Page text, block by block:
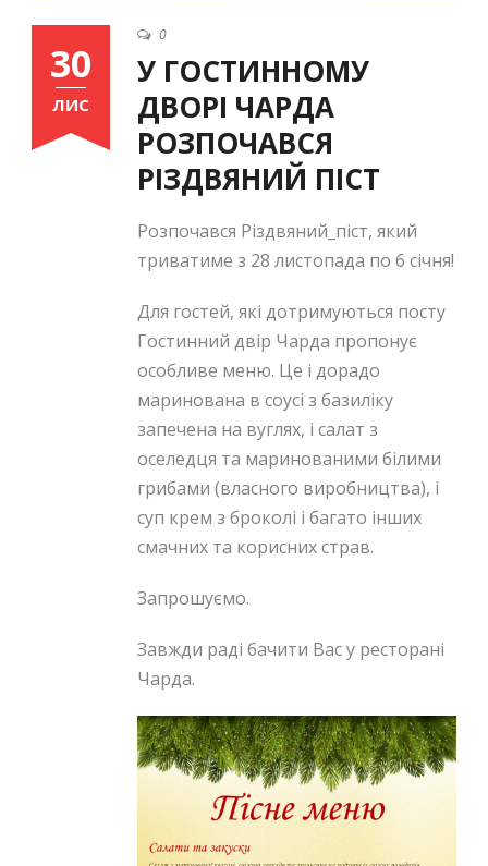
Ukrainian
30
ЛИС
0
У ГОСТИННОМУ
ДВОРІ ЧАРДА
РОЗПОЧАВСЯ
РІЗДВЯНИЙ ПІСТ
Розпочався Різдвяний_піст, який
триватиме з 28 листопада по 6 січня!
Для гостей, які дотримуються посту
Гостинний двір Чарда пропонує
особливе меню. Це і дорадо
маринована в соусі з базиліку
запечена на вуглях, і салат з
оселедця та маринованими білими
грибами (власного виробництва), і
суп крем з броколі і багато інших
смачних та корисних страв.
Запрошуємо.
Завжди раді бачити Вас у ресторані
Чарда.